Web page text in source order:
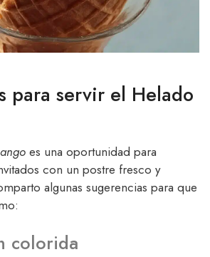
para servir el Helado
es una oportunidad para
con un postre fresco y
algunas sugerencias para que
colorida